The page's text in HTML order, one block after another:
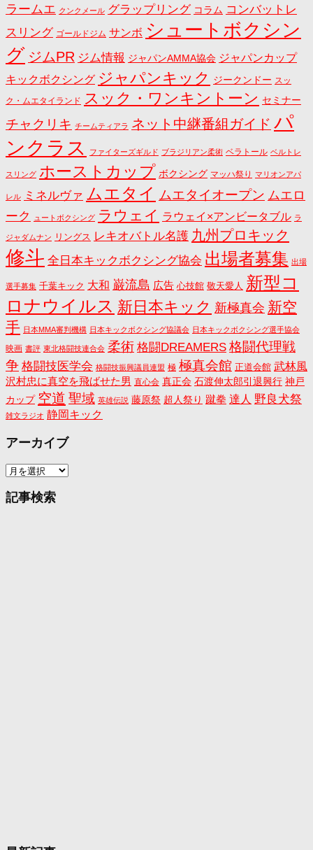
ラームエ クンクメール グラップリング コラム コンバットレ
スリング ゴールドジム サンボ シュートボクシン
グ ジムPR ジム情報 ジャパンAMMA協会 ジャパンカップ
キックボクシング ジャパンキック ジークンドー スッ
ク・ムエタイランド スック・ワンキントーン セミナー
チャクリキ チームティアラ ネット中継番組ガイド パ
ンクラス
ファイターズギルド ブラジリアン柔術 ベラトール ベルトレ
スリング ホーストカップ ボクシング マッハ祭り マリオンアパ
レル ミネルヴァ ムエタイ ムエタイオープン ムエロ
ーク
ュートボクシング ラウェイ ラウェイ×アンビータブル ラ
ジャダムナン リングス レキオバトル名護 九州プロキック
修斗 全日本キックボクシング協会 出場者募集 出場
選手募集 千葉キック 大和 巌流島 広告 心技館 敬天愛人 新型コ
ロナウイルス 新日本キック 新極真会 新空
手 日本MMA審判機構 日本キックボクシング協議会 日本キックボクシング選手協会
映画 書評 東北格闘技連合会 柔術 格闘DREAMERS 格闘代理戦
争 格闘技医学会 格闘技振興議員連盟 極 極真会館 正道会館 武林風
沢村忠に真空を飛ばせた男 直心会 真正会 石渡伸太郎引退興行 神戸
カップ 空道 聖域 英雄伝説 藤原祭 超人祭り 蹴拳 達人 野良犬祭
雑文ラジオ 静岡キック
アーカイブ
ア
カ
記事検索